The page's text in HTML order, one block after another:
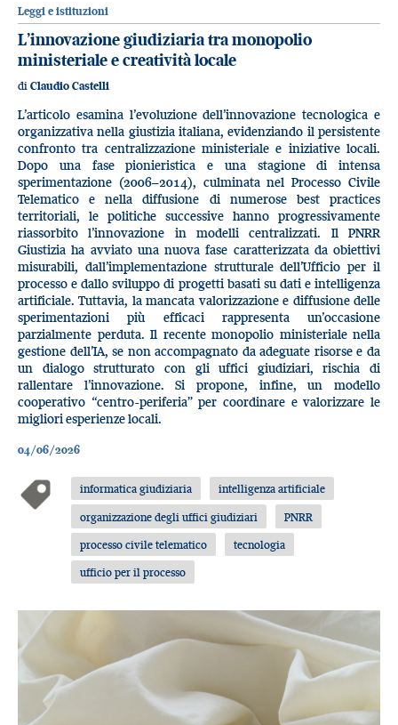
Leggi e istituzioni
L’innovazione giudiziaria tra monopolio
ministeriale e creatività locale
di Claudio Castelli
L’articolo esamina l’evoluzione dell’innovazione tecnologica e
organizzativa nella giustizia italiana, evidenziando il persistente
confronto tra centralizzazione ministeriale e iniziative locali.
Dopo una fase pionieristica e una stagione di intensa
sperimentazione (2006–2014), culminata nel Processo Civile
Telematico e nella diffusione di numerose best practices
territoriali, le politiche successive hanno progressivamente
riassorbito l’innovazione in modelli centralizzati. Il PNRR
Giustizia ha avviato una nuova fase caratterizzata da obiettivi
misurabili, dall’implementazione strutturale dell’Ufficio per il
processo e dallo sviluppo di progetti basati su dati e intelligenza
artificiale. Tuttavia, la mancata valorizzazione e diffusione delle
sperimentazioni più efficaci rappresenta un’occasione
parzialmente perduta. Il recente monopolio ministeriale nella
gestione dell’IA, se non accompagnato da adeguate risorse e da
un dialogo strutturato con gli uffici giudiziari, rischia di
rallentare l’innovazione. Si propone, infine, un modello
cooperativo “centro-periferia” per coordinare e valorizzare le
migliori esperienze locali.
04/06/2026
informatica giudiziaria
intelligenza artificiale
organizzazione degli uffici giudiziari
PNRR
processo civile telematico
tecnologia
ufficio per il processo